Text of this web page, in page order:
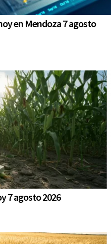
en Mendoza 7 agosto
7 agosto 2026